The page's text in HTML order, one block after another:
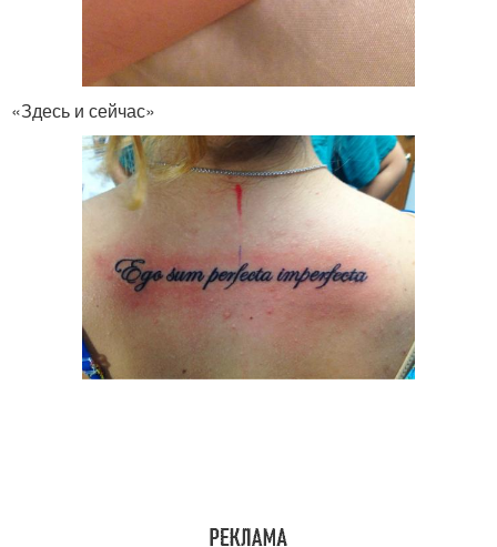
«Здесь и сейчас»